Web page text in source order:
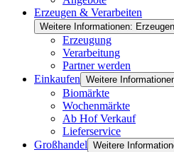
Erzeugen & Verarbeiten
Weitere Informationen:
Erzeugung
Verarbeitung
Partner werden
Einkaufen Weitere
Biomärkte
Wochenmärkte
Ab Hof Verkauf
Lieferservice
Großhandel Weitere